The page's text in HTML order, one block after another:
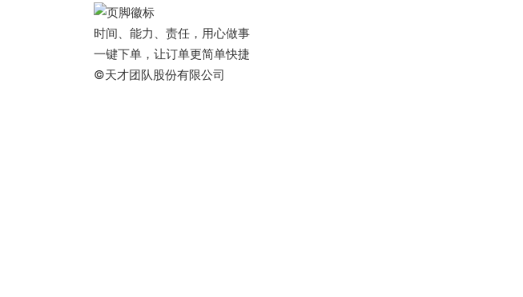
时间、能力、责任，用心做事
一键下单，让订单更简单快捷
©天才团队股份有限公司